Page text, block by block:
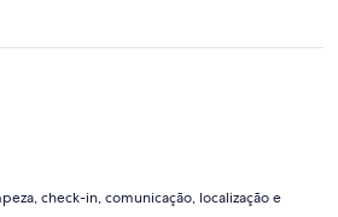
check-in, comunicação, localização e